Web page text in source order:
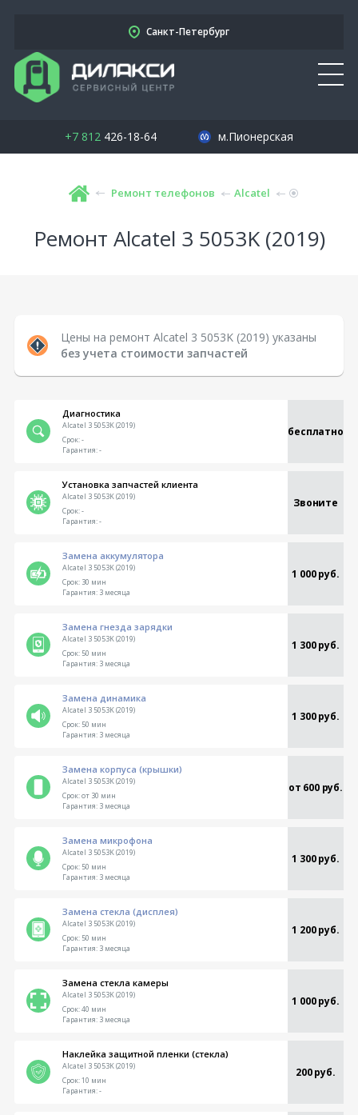
Санкт-Петербург
+7 812426-18-64 м.Пионерская
Ремонт телефонов Alcatel
Ремонт Alcatel 3 5053K (2019)
Цены на ремонт Alcatel 3 5053K (2019) указаны
без учета стоимости запчастей
Диагностика
Alcatel 3 5053K (2019) бесплатно
Срок:-
Гарантия:-
Установка запчастей клиента
Alcatel 3 5053K (2019) Звоните
Срок:-
Гарантия:-
Замена аккумулятора
Alcatel 3 5053K (2019) 1 000 руб.
Срок:30 мин
Гарантия:3 месяца
Замена гнезда зарядки
Alcatel 3 5053K (2019) 1 300 руб.
Срок:50 мин
Гарантия:3 месяца
Замена динамика
Alcatel 3 5053K (2019) 1 300 руб.
Срок:50 мин
Гарантия:3 месяца
Замена корпуса (крышки)
Alcatel 3 5053K (2019) от 600 руб.
Срок:от 30 мин
Гарантия:3 месяца
Замена микрофона
Alcatel 3 5053K (2019) 1 300 руб.
Срок:50 мин
Гарантия:3 месяца
Замена стекла (дисплея)
Alcatel 3 5053K (2019) 1 200 руб.
Срок:50 мин
Гарантия:3 месяца
Замена стекла камеры
Alcatel 3 5053K (2019) 1 000 руб.
Срок:40 мин
Гарантия:3 месяца
Наклейка защитной пленки (стекла)
Alcatel 3 5053K (2019) 200 руб.
Срок:10 мин
Гарантия:-